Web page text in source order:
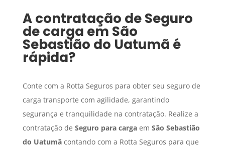
A contratação deSeguro
de carga em São
Sebastião do Uatumã é
rápida?
Conte com a Rotta Seguros para obter seu seguro de
carga transporte com agilidade, garantindo
segurança e tranquilidade na contratação. Realize a
contratação de Seguro para cargaem São Sebastião
do Uatumãcontando com a Rotta Seguros para que